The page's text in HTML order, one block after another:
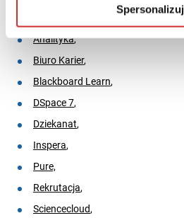
Spersonalizuj
Ally for Websites,
Analityka,
Biuro Karier,
Blackboard Learn,
DSpace 7,
Dziekanat,
Inspera,
Pure,
Rekrutacja,
Sciencecloud,